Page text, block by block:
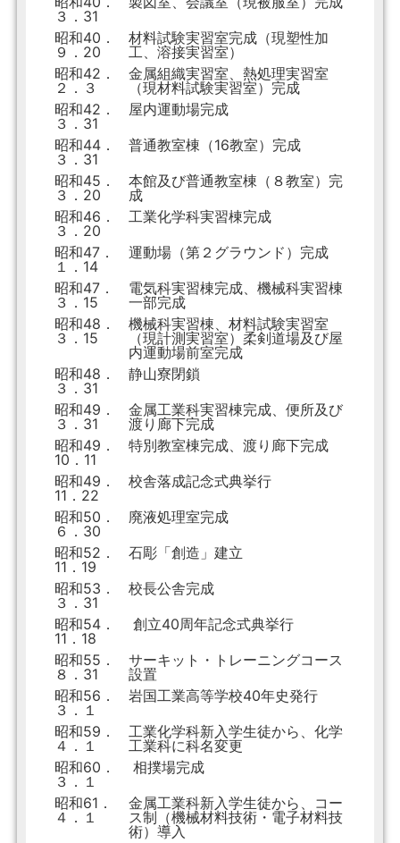
３．31
昭和40．
９．20
材料試験実習室完成（現塑性加
工、溶接実習室）
昭和42．
２．３
金属組織実習室、熱処理実習室
（現材料試験実習室）完成
昭和42．
３．31
屋内運動場完成
昭和44．
３．31
普通教室棟（16教室）完成
昭和45．
３．20
本館及び普通教室棟（８教室）完
成
昭和46．
３．20
工業化学科実習棟完成
昭和47．
１．14
運動場（第２グラウンド）完成
昭和47．
３．15
電気科実習棟完成、機械科実習棟
一部完成
昭和48．
３．15
機械科実習棟、材料試験実習室
（現計測実習室）柔剣道場及び屋
内運動場前室完成
昭和48．
３．31
静山寮閉鎖
昭和49．
３．31
金属工業科実習棟完成、便所及び
渡り廊下完成
昭和49．
10．11
特別教室棟完成、渡り廊下完成
昭和49．
11．22
校舎落成記念式典挙行
昭和50．
６．30
廃液処理室完成
昭和52．
11．19
石彫「創造」建立
昭和53．
３．31
校長公舎完成
昭和54．
11．18
創立40周年記念式典挙行
昭和55．
８．31
サーキット・トレーニングコース
設置
昭和56．
３．１
岩国工業高等学校40年史発行
昭和59．
４．１
工業化学科新入学生徒から、化学
工業科に科名変更
昭和60．
３．１
相撲場完成
昭和61．
４．１
金属工業科新入学生徒から、コー
ス制（機械材料技術・電子材料技
術）導入